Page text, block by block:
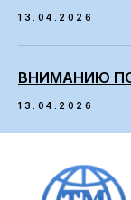
13.04.2026
ВНИМАНИЮ
13.04.2026